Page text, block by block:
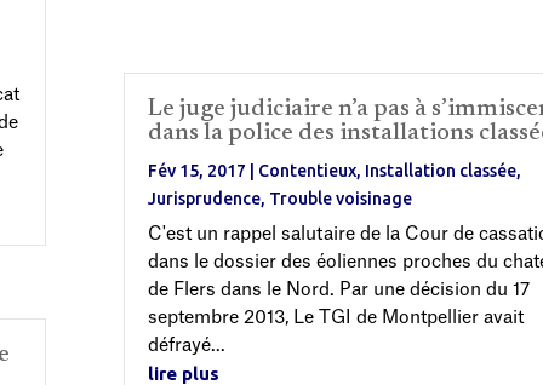
Le juge judiciaire n’a pas à
dans la police des installations
Fév 15, 2017 Contentieux, Installation classée,
Jurisprudence, Trouble voisinage
C'est un rappel salutaire de la Cour de
dans le dossier des éoliennes proches du
de Flers dans le Nord. Par une décision du 17
septembre 2013, Le TGI de Montpellier avait
défrayé...
lire plus